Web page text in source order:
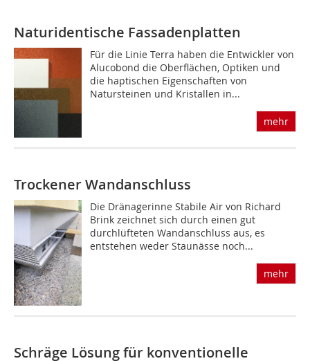
Naturidentische Fassadenplatten
Für die Linie Terra haben die Entwickler von
Alucobond die Oberflächen, Optiken und
die haptischen Eigenschaften von
Natursteinen und Kristallen in...
mehr
Trockener Wandanschluss
Die Dränagerinne Stabile Air von Richard
Brink zeichnet sich durch einen gut
durchlüfteten Wandanschluss aus, es
entstehen weder Staunässe noch...
mehr
Schräge Lösung für konventionelle